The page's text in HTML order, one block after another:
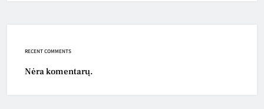
RECENT COMMENTS
Nėra komentarų.